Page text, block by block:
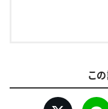
こ